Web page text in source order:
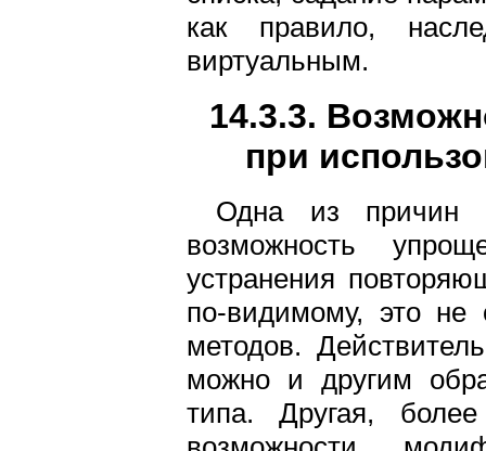
как правило,
виртуальным.
14.3.3.
при
Одна из причин
возможность
устранения
по-видимому, это не
методов.
можно и другим
типа. Другая,